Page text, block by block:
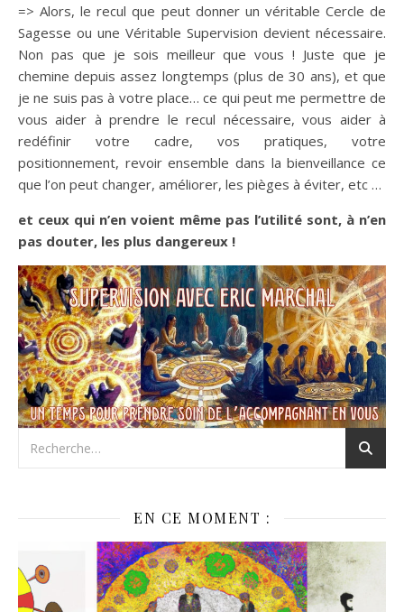
=> Alors, le recul que peut donner un véritable Cercle de
Sagesse ou une Véritable Supervision devient nécessaire.
Non pas que je sois meilleur que vous ! Juste que je
chemine depuis assez longtemps (plus de 30 ans), et que
je ne suis pas à votre place… ce qui peut me permettre de
vous aider à prendre le recul nécessaire, vous aider à
redéfinir votre cadre, vos pratiques, votre
positionnement, revoir ensemble dans la bienveillance ce
que l’on peut changer, améliorer, les pièges à éviter, etc …
et ceux qui n’en voient même pas l’utilité sont, à n’en
pas douter, les plus dangereux !
EN CE MOMENT :